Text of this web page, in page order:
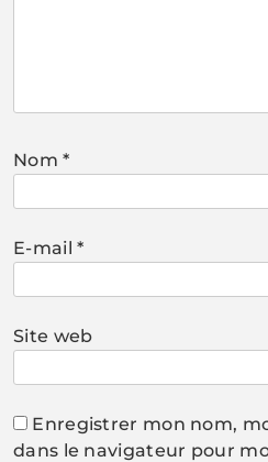
Nom*
E-mail*
Site web
Enregistrer mon nom,
dans le navigateur pour